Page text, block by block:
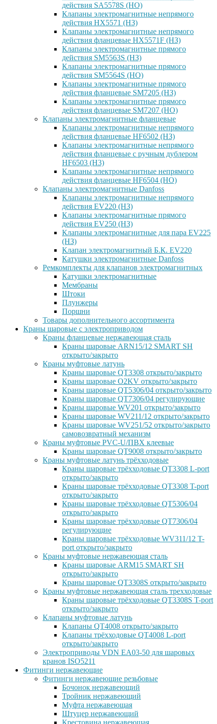
действия SA5578S (НО)
Клапаны электромагнитные непрямого
действия HX5571 (НЗ)
Клапаны электромагнитные непрямого
действия фланцевые HX5571F (НЗ)
Клапаны электромагнитные прямого
действия SM5563S (НЗ)
Клапаны электромагнитные прямого
действия SM5564S (НО)
Клапаны электромагнитные прямого
действия фланцевые SM7205 (НЗ)
Клапаны электромагнитные прямого
действия фланцевые SM7207 (НО)
Клапаны электромагнитные фланцевые
Клапаны электромагнитные непрямого
действия фланцевые HF6502 (НЗ)
Клапаны электромагнитные непрямого
действия фланцевые с ручным дублером
HF6503 (Н3)
Клапаны электромагнитные непрямого
действия фланцевые HF6504 (НО)
Клапаны электромагнитные Danfoss
Клапаны электромагнитные непрямого
действия EV220 (НЗ)
Клапаны электромагнитные прямого
действия EV250 (НЗ)
Клапаны электромагнитные для пара EV225
(НЗ)
Клапан электромагнитный Б.К. EV220
Катушки электромагнитные Danfoss
Ремкомплекты для клапанов электромагнитных
Катушки электромагнитные
Мембраны
Штоки
Плунжеры
Поршни
Товары дополнительного ассортимента
Краны шаровые с электроприводом
Краны фланцевые нержавеющая сталь
Краны шаровые ARN15/12 SMART SH
открыто/закрыто
Краны муфтовые латунь
Краны шаровые QT3308 открыто/закрыто
Краны шаровые O2KV открыто/закрыто
Краны шаровые QT5306/04 открыто/закрыто
Краны шаровые QT7306/04 регулирующие
Краны шаровые WV201 открыто/закрыто
Краны шаровые WV211/12 открыто/закрыто
Краны шаровые WV251/52 открыто/закрыто
самовозвратный механизм
Краны муфтовые PVC-U/ПВХ клеевые
Краны шаровые QT9008 открыто/закрыто
Краны муфтовые латунь трёхходовые
Краны шаровые трёхходовые QT3308 L-port
открыто/закрыто
Краны шаровые трёхходовые QT3308 T-port
открыто/закрыто
Краны шаровые трёхходовые QT5306/04
открыто/закрыто
Краны шаровые трёхходовые QT7306/04
регулирующие
Краны шаровые трёхходовые WV311/12 T-
port открыто/закрыто
Краны муфтовые нержавеющая сталь
Краны шаровые ARM15 SMART SH
открыто/закрыто
Краны шаровые QT3308S открыто/закрыто
Краны муфтовые нержавеющая сталь трехходовые
Краны шаровые трёхходовые QT3308S T-port
открыто/закрыто
Клапаны муфтовые латунь
Клапаны QT4008 открыто/закрыто
Клапаны трёхходовые QT4008 L-port
открыто/закрыто
Электроприводы VDN EA03-50 для шаровых
кранов ISO5211
Фитинги нержавеющие
Фитинги нержавеющие резьбовые
Бочонок нержавеющий
Тройник нержавеющий
Муфта нержавеющая
Штуцер нержавеющий
Крестовина нержавеющая